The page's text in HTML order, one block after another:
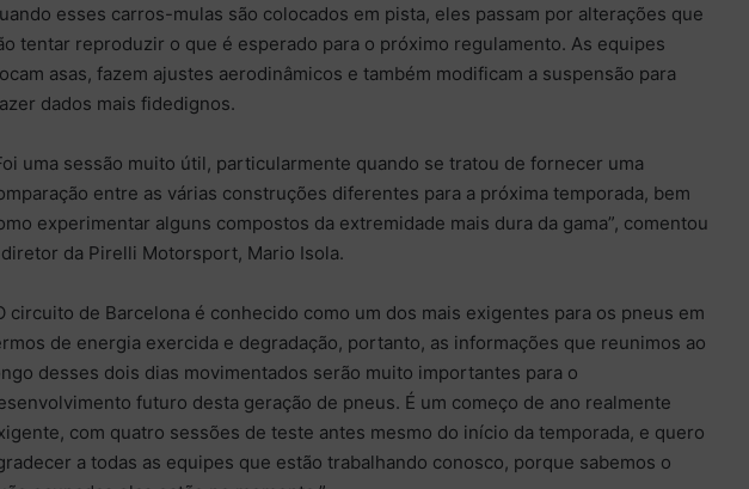
esses carros-mulas são colocados em pista, eles passam por alterações que
tentar reproduzir o que é esperado para o próximo regulamento. As equipes
asas, fazem ajustes aerodinâmicos e também modificam a suspensão para
dados mais fidedignos.
uma sessão muito útil, particularmente quando se tratou de fornecer uma
entre as várias construções diferentes para a próxima temporada, bem
experimentar alguns compostos da extremidade mais dura da gama”, comentou
da Pirelli Motorsport, Mario Isola.
circuito de Barcelona é conhecido como um dos mais exigentes para os pneus em
de energia exercida e degradação, portanto, as informações que reunimos ao
desses dois dias movimentados serão muito importantes para o
futuro desta geração de pneus. É um começo de ano realmente
com quatro sessões de teste antes mesmo do início da temporada, e quero
a todas as equipes que estão trabalhando conosco, porque sabemos o